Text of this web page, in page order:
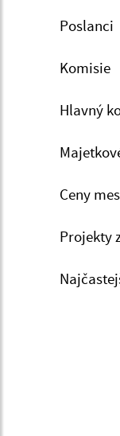
Poslanci
Komisie
Hlavný
Ceny
Projekty